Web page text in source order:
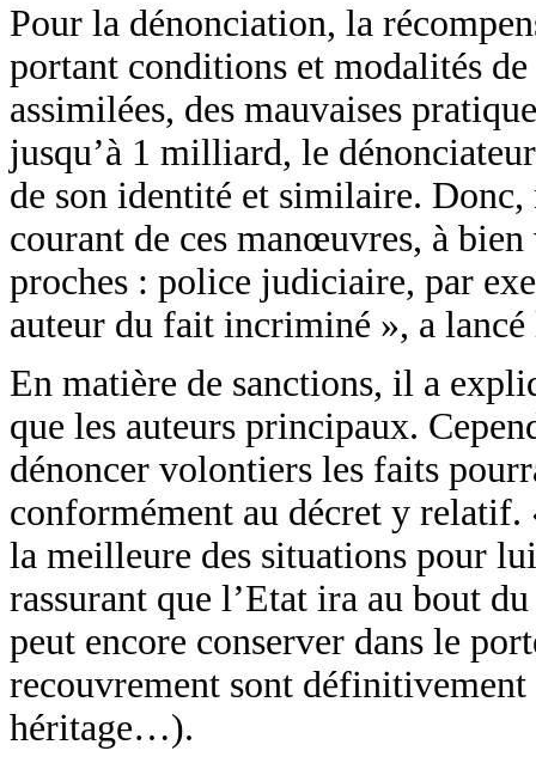
Pour la dénonciation, la
portant conditions et modalités
assimilées, des mauvaises
jusqu’à 1 milliard, le
de son identité et similaire. Donc,
courant de ces manœuvres, à
proches : police judiciaire, par
auteur du fait incriminé », a
En matière de sanctions, il a
que les auteurs principaux.
dénoncer volontiers les faits
conformément au décret y relatif.
la meilleure des situations pour
rassurant que l’Etat ira au bout
peut encore conserver dans le
recouvrement sont
héritage…).